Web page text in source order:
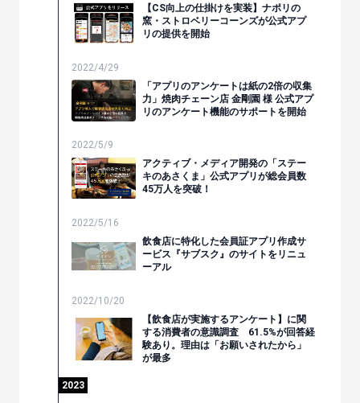
【CS向上の仕掛けを実装】ナポリの
窯・ストロベリーコーンズが公式アプ
リの提供を開始
2022/4/29
「アプリのアンケートは紙の2倍の収集
力」焼肉チェーン店 金剛園 様 公式アプ
リのアンケート機能のサポートを開始
2022/5/9
アクティブ・メディア開発の「ステー
キのあさくま」公式アプリが総会員数
45万人を突破！
2022/5/16
飲食店に特化した会員証アプリ作成サ
ービス『サブスク』のサイトをリニュ
ーアル
2022/10/20
【飲食店が実施するアンケート】に関
する消費者の意識調査 61.5%が回答経
験あり。理由は「お願いされたから」
が最多
2023